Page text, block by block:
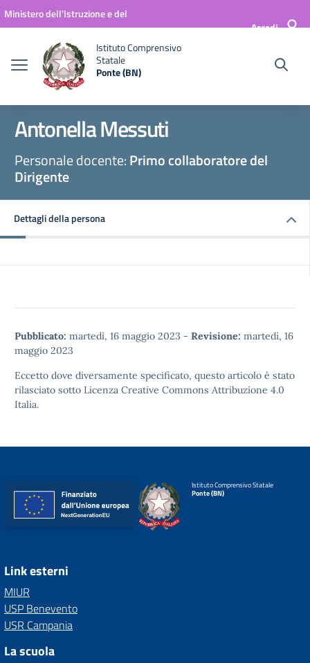
Vai ai contenuti
Vai al menu di navigazione
Vai al footer
Ministero dell'Istruzione e del
Accedi
Istituto Comprensivo
Statale
Ponte (BN)
Antonella Messuti
Personale docente:Primo collaboratore del
Dirigente
Dettagli della persona
Pubblicato: martedì, 16 maggio 2023 - Revisione: martedì, 16
maggio 2023
Eccetto dove diversamente specificato, questo articolo è stato
rilasciato sotto Licenza Creative Commons Attribuzione 4.0
Italia.
Istituto Comprensivo Statale
Ponte (BN)
Link esterni
MIUR
USP Benevento
USR Campania
La scuola